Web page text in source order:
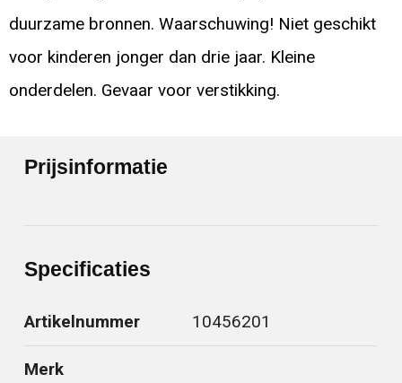
duurzame bronnen. Waarschuwing! Niet geschikt
voor kinderen jonger dan drie jaar. Kleine
onderdelen. Gevaar voor verstikking.
Prijsinformatie
Specificaties
Artikelnummer 10456201
Merk